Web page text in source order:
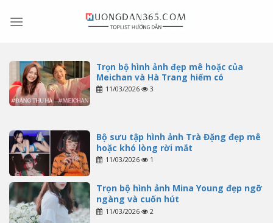
Trọn bộ hình ảnh đẹp mê hoặc của
Meichan và Hà Trang hiếm có
11/03/2026 3
Bộ sưu tập hình ảnh Trà Đặng đẹp mê
hoặc khó lòng rời mắt
11/03/2026 1
Trọn bộ hình ảnh Mina Young đẹp ngỡ
ngàng và cuốn hút
11/03/2026 2